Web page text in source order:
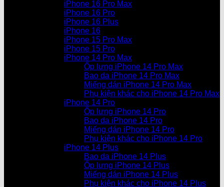
iPhone 16 Pro Max
iPhone 16 Pro
iPhone 16 Plus
iPhone 16
iPhone 15 Pro Max
iPhone 15 Pro
iPhone 14 Pro Max
Ốp lưng iPhone 14 Pro Max
Bao da iPhone 14 Pro Max
Miếng dán iPhone 14 Pro Max
Phụ kiện khác cho iPhone 14 Pro Max
iPhone 14 Pro
Ốp lưng iPhone 14 Pro
Bao da iPhone 14 Pro
Miếng dán iPhone 14 Pro
Phụ kiện khác cho iPhone 14 Pro
iPhone 14 Plus
Bao da iPhone 14 Plus
Ốp lưng iPhone 14 Plus
Miếng dán iPhone 14 Plus
Phụ kiện khác cho iPhone 14 Plus